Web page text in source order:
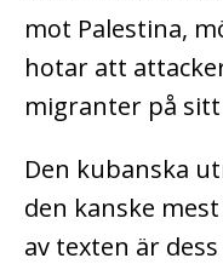
mot Palestina,
hotar att
migranter på
Den kubanska
den kanske
av texten är